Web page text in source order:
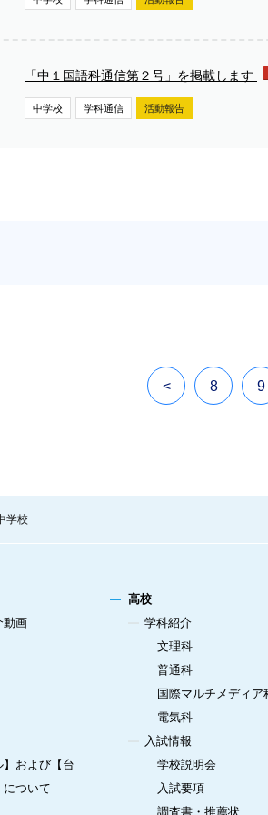
「中１国語科通信第２号」を掲載します
中学校 学科通信 活動報告
< 8 9
学校
画
】および【台
について
高校
学科紹介
文理科
普通科
国際マルチメディア
電気科
入試情報
学校説明会
入試要項
調査書・推薦状